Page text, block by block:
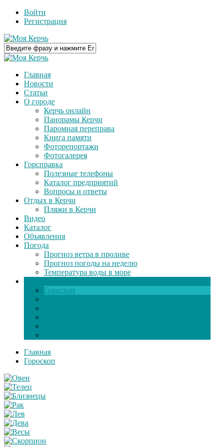
Войти
Регистрация
Главная
Новости
Статьи
О городе
Керчь онлайн
Панорамы Керчи
Паромная переправа
Книга памяти
Фоторепортажи
Фотогалерея
Горсправка
Полезные телефоны
Каталог предприятий
Вопросы и ответы
Отдых в Керчи
Пляжи в Керчи
Видео
Каталог
Объявления
Погода
Прогноз ветра в проливе
Прогноз погоды на неделю
Температура воды в море
Гороскоп
Главная
Гороскоп